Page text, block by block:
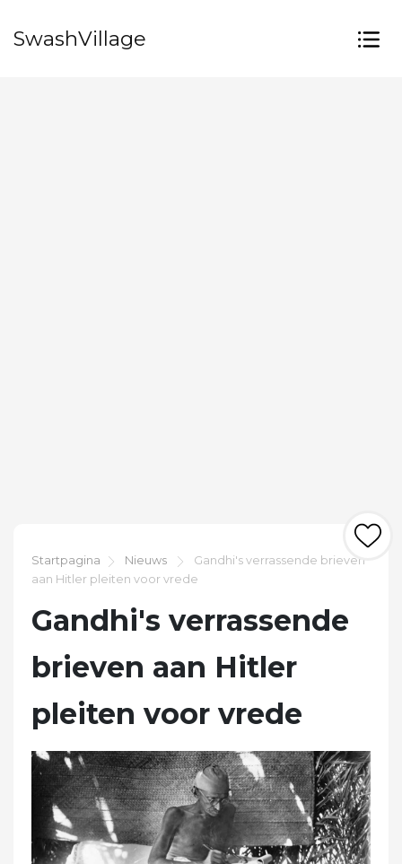
SwashVillage
Startpagina Nieuws
Gandhi's verrassende brieven
aan Hitler pleiten voor vrede
Gandhi's verrassende
brieven aan Hitler
pleiten voor vrede